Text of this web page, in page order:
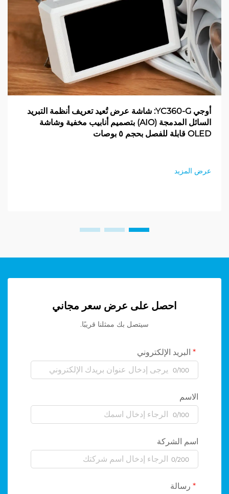
أوجي YC360-G: شاشة عرض تُعيد تعريف أنظمة التبريد
السائل المدمجة (AIO) بتصميم أنابيب مخفية وشاشة
OLED قابلة للفصل بحجم ٥ بوصات
عرض المزيد
احصل على عرض سعر مجاني
سيتصل بك ممثلنا قريبًا.
البريد الإلكتروني
0/100
الاسم
0/100
اسم الشركة
0/200
رسالة